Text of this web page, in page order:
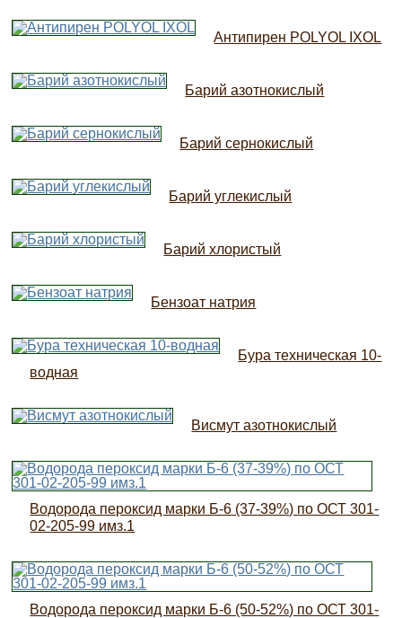
Антипирен POLYOL IXOL
Барий азотнокислый
Барий сернокислый
Барий углекислый
Барий хлористый
Бензоат натрия
Бура техническая 10-
водная
Висмут азотнокислый
Водорода пероксид марки Б-6 (37-39%) по ОСТ 301-
02-205-99 имз.1
Водорода пероксид марки Б-6 (50-52%) по ОСТ 301-